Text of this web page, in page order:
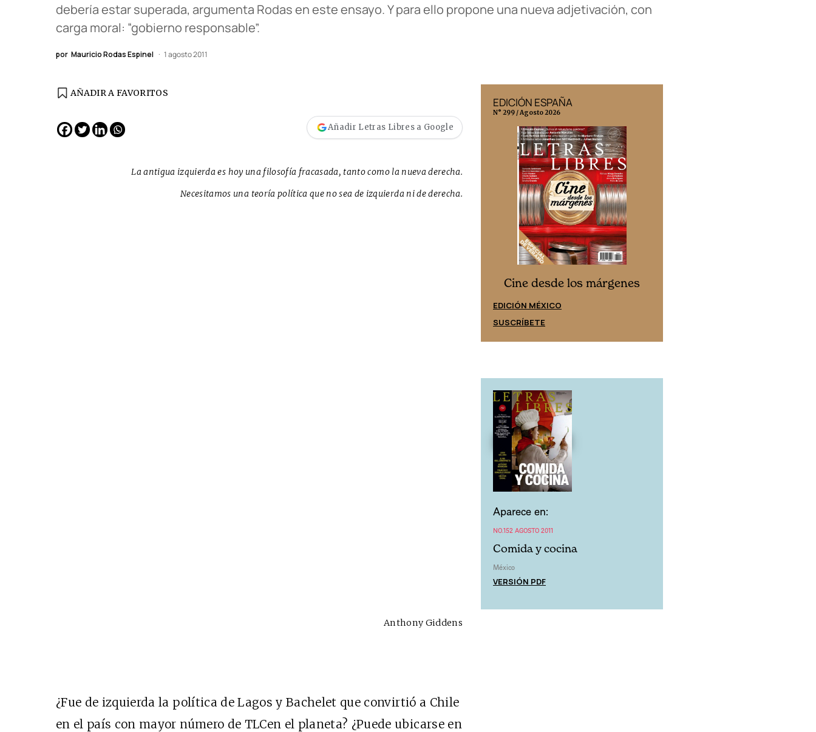
debería estar superada, argumenta Rodas en este ensayo. Y para ello propone una nueva adjetivación, con
carga moral: “gobierno responsable”.
por Mauricio Rodas Espinel 1 agosto 2011
AÑADIR A FAVORITOS
Añadir Letras Libres a Google
La antigua izquierda es hoy una filosofía fracasada, tanto como la nueva derecha.
Necesitamos una teoría política que no sea de izquierda ni de derecha.
Anthony Giddens
¿Fue de izquierda la política de Lagos y Bachelet que convirtió a Chile
en el país con mayor número de TLCen el planeta? ¿Puede ubicarse en
EDICIÓN ESPAÑA
N° 299 / Agosto 2026
Cine desde los márgenes
EDICIÓN MÉXICO
SUSCRÍBETE
Aparece en:
NO.152 AGOSTO 2011
Comida y cocina
México
VERSIÓN PDF